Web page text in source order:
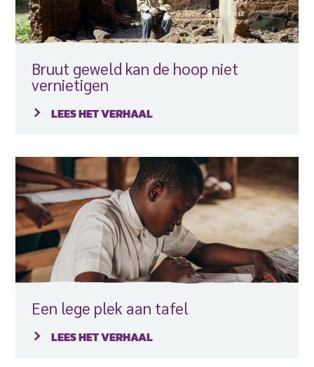
Bruut geweld kan de hoop niet
vernietigen
LEES HET VERHAAL
Een lege plek aan tafel
LEES HET VERHAAL